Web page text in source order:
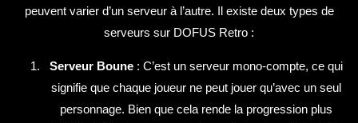
peuvent varier d’un serveur à l’autre. Il existe deux types de
serveurs sur DOFUS Retro :
Serveur Boune : C’est un serveur mono-compte, ce qui
signifie que chaque joueur ne peut jouer qu’avec un seul
personnage. Bien que cela rende la progression plus